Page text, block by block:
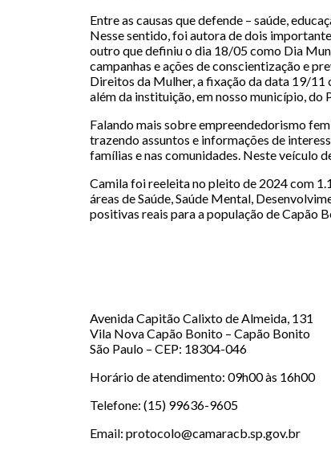
Entre as causas que defende – saúde,
Nesse sentido, foi autora de dois
outro que definiu o dia 18/05 como Dia
campanhas e ações de conscientização e
Direitos da Mulher, a fixação da data 19/
além da instituição, em nosso município, do
Falando mais sobre empreendedorismo
trazendo assuntos e informações de
famílias e nas comunidades. Neste veículo
Camila foi reeleita no pleito de 2024 com
áreas de Saúde, Saúde Mental,
positivas reais para a população de Capão
Avenida Capitão Calixto de Almeida, 131
Vila Nova Capão Bonito – Capão Bonito
São Paulo – CEP: 18304-046
Horário de atendimento: 09h00 às 16h00
Telefone: (15) 99636-9605
Email: protocolo@camaracb.sp.gov.br